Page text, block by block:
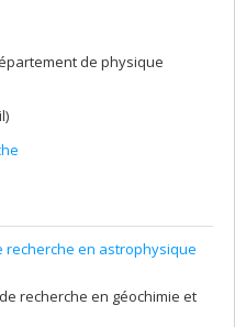
de physique
recherche en astrophysique
recherche en géochimie et